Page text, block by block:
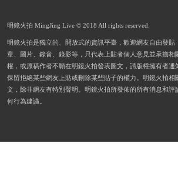
明鏡火拍 MingJing Live © 2018 All rights reserved.
明鏡火拍是獨立的、開放式的資訊平臺，歡迎網友自由發貼
章、圖片、錄音、錄影等，只代表上貼者個人意見並承擔相
權，或原稿作者不願在明鏡火拍發表圖文，請版權擁有者通
保留拒絕某些網友上貼或刪除某些貼子的權力。明鏡火拍相
文，除非網友有特別聲明。明鏡火拍所發佈的所有消息和評
何行為建議。